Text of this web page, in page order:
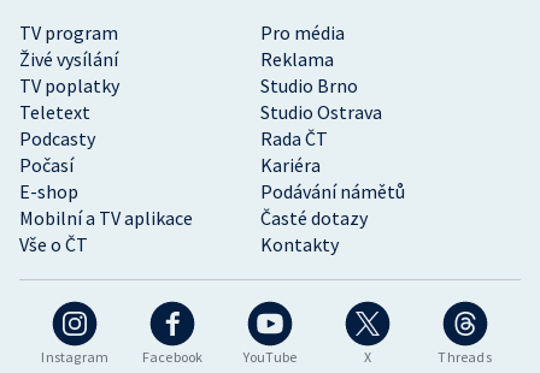
Instagram Facebook YouTube X Threads
TV program
Pro média
Živé vysílání
Reklama
TV poplatky
Studio Brno
Teletext
Studio Ostrava
Podcasty
Rada ČT
Počasí
Kariéra
E-shop
Podávání námětů
Mobilní a TV aplikace
Časté dotazy
Vše o ČT
Kontakty